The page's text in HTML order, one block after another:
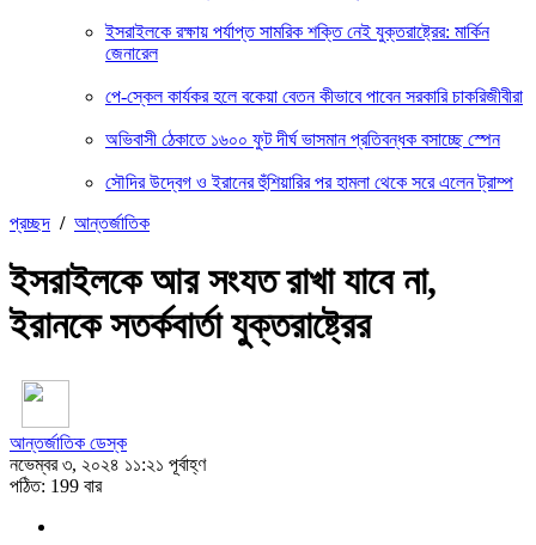
ইসরাইলকে রক্ষায় পর্যাপ্ত সামরিক শক্তি নেই যুক্তরাষ্ট্রের: মার্কিন
জেনারেল
পে-স্কেল কার্যকর হলে বকেয়া বেতন কীভাবে পাবেন সরকারি চাকরিজীবীরা
অভিবাসী ঠেকাতে ১৬০০ ফুট দীর্ঘ ভাসমান প্রতিবন্ধক বসাচ্ছে স্পেন
সৌদির উদ্বেগ ও ইরানের হুঁশিয়ারির পর হামলা থেকে সরে এলেন ট্রাম্প
প্রচ্ছদ / আন্তর্জাতিক
ইসরাইলকে আর সংযত রাখা যাবে না,
ইরানকে সতর্কবার্তা যুক্তরাষ্ট্রের
আন্তর্জাতিক ডেস্ক
নভেম্বর ৩, ২০২৪ ১১:২১ পূর্বাহ্ণ
পঠিত: 199 বার